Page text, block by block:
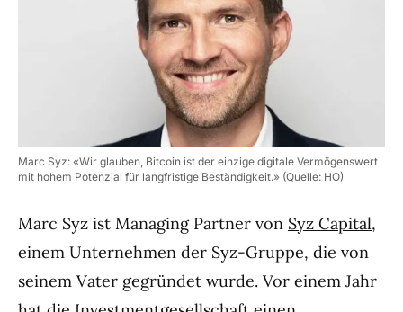
Marc Syz: «Wir glauben, Bitcoin ist der einzige digitale Vermögenswert
mit hohem Potenzial für langfristige Beständigkeit.» (Quelle: HO)
Marc Syz ist Managing Partner von Syz Capital,
einem Unternehmen der Syz-Gruppe, die von
seinem Vater gegründet wurde. Vor einem Jahr